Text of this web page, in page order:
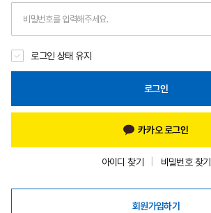
로그인 상태 유지
로그인
카카오 로그인
아이디 찾기 비밀번호 찾기
회원가입하기